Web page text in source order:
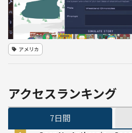
アメリカ
アクセスランキング
7日間